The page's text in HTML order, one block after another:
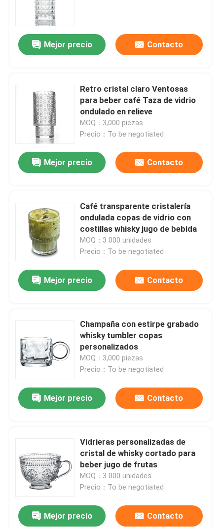
Mejor precio Contacto
Retro cristal claro Ventosas
para beber café Taza de vidrio
ondulado en relieve
MOQ：3,000 piezas
Precio：To be negotiated
Mejor precio Contacto
Café transparente cristalería
ondulada copas de vidrio con
costillas whisky jugo de bebida
MOQ：3 000 unidades
Precio：To be negotiated
Mejor precio Contacto
Champaña con estirpe grabado
whisky tumbler copas
personalizados
MOQ：3,000 piezas
Precio：To be negotiated
Mejor precio Contacto
Vidrieras personalizadas de
cristal de whisky cortado para
beber jugo de frutas
MOQ：3 000 unidades
Precio：To be negotiated
Mejor precio Contacto